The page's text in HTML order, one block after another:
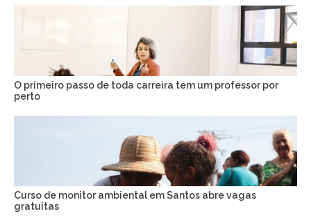
O primeiro passo de toda carreira tem um professor por
perto
Curso de monitor ambiental em Santos abre vagas
gratuitas